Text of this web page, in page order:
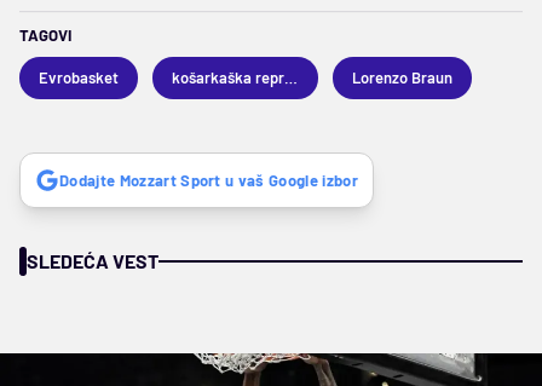
TAGOVI
Evrobasket košarkaška reprezentacija Španije Lorenzo Braun
Dodajte Mozzart Sport u vaš Google izbor
SLEDEĆA VEST